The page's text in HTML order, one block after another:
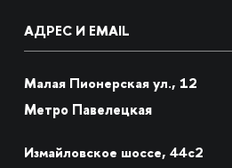
АДРЕС И EMAIL
Малая Пионерская ул., 12
Метро Павелецкая
Измайловское шоссе, 44с2